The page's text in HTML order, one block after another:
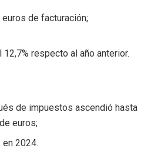
de facturación;
respecto al año anterior.
de impuestos ascendió hasta
euros;
en 2024.